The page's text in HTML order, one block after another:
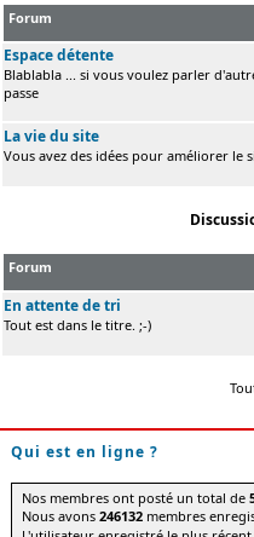
Forum
Espace détente
Blablabla ... si vous voulez parler
passe
La vie du site
Vous avez des idées pour améliorer le
Forum
En attente de tri
Tout est dans le titre. ;-)
Qui est en ligne ?
Nos membres ont posté un total de
Nous avons246132 membres